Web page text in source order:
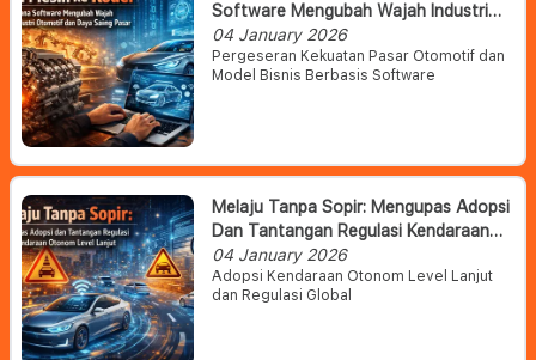
Software Mengubah Wajah Industri
Otomotif Dan Daya Saing Pasar
04 January 2026
Pergeseran Kekuatan Pasar Otomotif dan
Model Bisnis Berbasis Software
Melaju Tanpa Sopir: Mengupas Adopsi
Dan Tantangan Regulasi Kendaraan
Otonom Level Lanjut
04 January 2026
Adopsi Kendaraan Otonom Level Lanjut
dan Regulasi Global